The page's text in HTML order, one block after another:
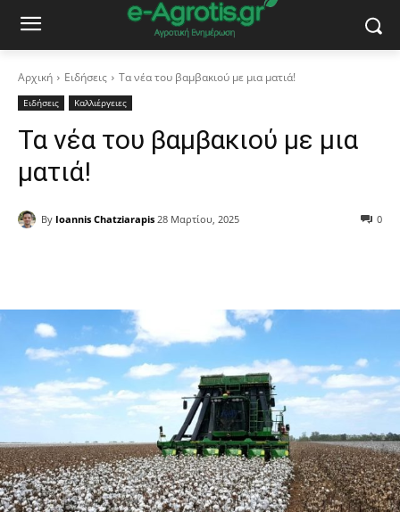
Αρχική Ειδήσεις Τα νέα του βαμβακιού με μια ματιά!
Ειδήσεις Καλλιέργειες
Τα νέα του βαμβακιού με μια
ματιά!
By Ioannis Chatziarapis 28 Μαρτίου, 2025 0